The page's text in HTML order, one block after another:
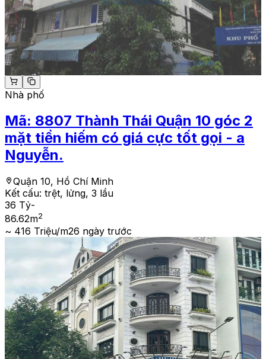
Nhà phố
Mã: 8807 Thành Thái Quận 10 góc 2
mặt tiền hiếm có giá cực tốt gọi - a
Nguyễn.
Quận 10, Hồ Chí Minh
Kết cấu: trệt, lửng, 3 lầu
36 Tỷ-
86.62m2
~ 416 Triệu/m26 ngày trước